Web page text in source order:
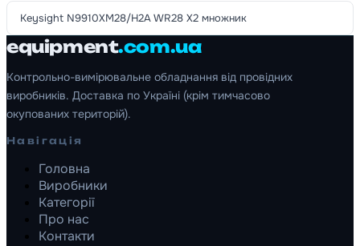
Keysight N9910XM28/H2A WR28 X2 множник
equipment.com.ua
Контрольно-вимірювальне обладнання від провідних
виробників. Доставка по Україні (крім тимчасово
окупованих територій).
Навігація
Головна
Виробники
Категорії
Про нас
Контакти